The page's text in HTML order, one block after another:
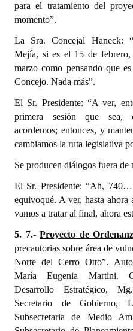
para el tratamiento del
momento”.
La Sra. Concejal Haneck:
Mejía, si es el 15 de
marzo como pensando que
Concejo. Nada más”.
El Sr. Presidente: “A ver,
primera sesión que sea,
acordemos; entonces, y
cambiamos la ruta legislativa
Se producen diálogos fuera de
El Sr. Presidente: “Ah,
equivoqué. A ver, hasta
vamos a tratar al final, ahora
5. 7.-Proyecto de
precautorias sobre área de
Norte del Cerro Otto”.
María Eugenia Martini.
Desarrollo Estratégico,
Secretario de Gobierno,
Subsecretaria de Medio